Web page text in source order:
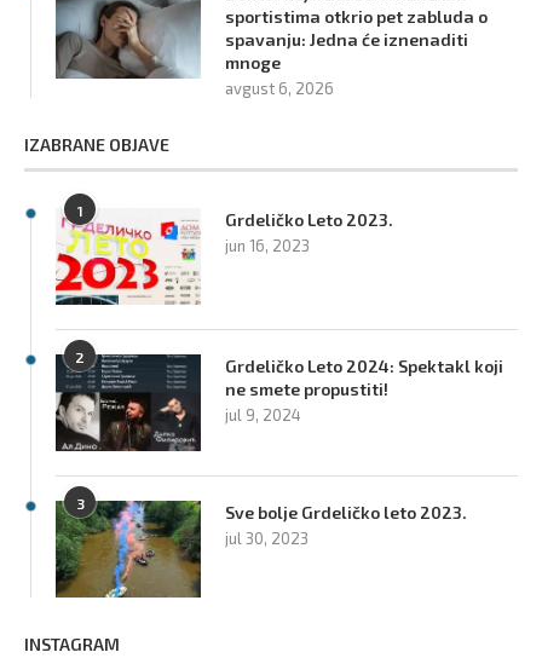
sportistima otkrio pet zabluda o
spavanju: Jedna će iznenaditi
mnoge
avgust 6, 2026
IZABRANE OBJAVE
1 Grdeličko Leto 2023.
jun 16, 2023
2
Grdeličko Leto 2024: Spektakl koji
ne smete propustiti!
jul 9, 2024
3 Sve bolje Grdeličko leto 2023.
jul 30, 2023
INSTAGRAM